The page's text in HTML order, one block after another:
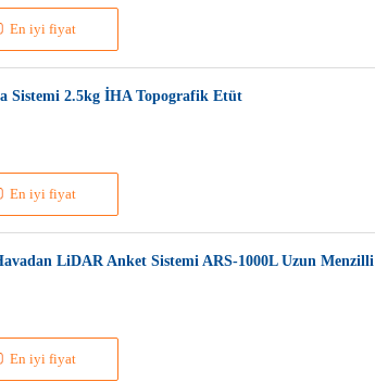
En iyi fiyat
Sistemi 2.5kg İHA Topografik Etüt
En iyi fiyat
LiDAR Anket Sistemi ARS-1000L Uzun Menzilli
En iyi fiyat